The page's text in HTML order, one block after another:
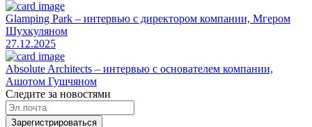
Glamping Park – интервью с директором компании, Мгером
Шухкуляном
27.12.2025
Absolute Architects – интервью с основателем компании,
Ашотом Гушчяном
Следите за новостями
Зарегистрироваться